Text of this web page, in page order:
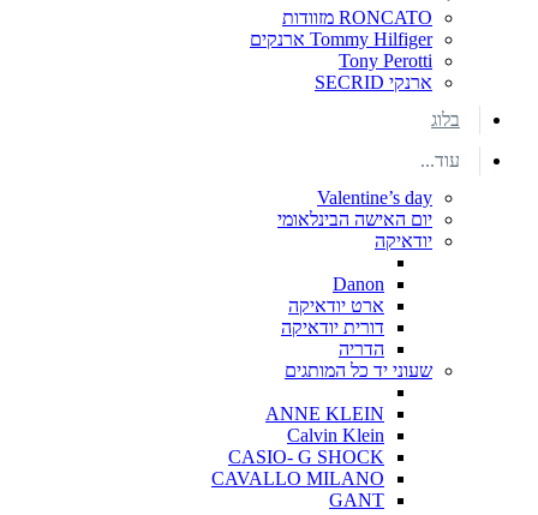
RONCATO מזוודות
Tommy Hilfiger ארנקים
Tony Perotti
ארנקי SECRID
בלוג
עוד...
Valentine’s day
יום האישה הבינלאומי
יודאיקה
Danon
ארט יודאיקה
דורית יודאיקה
הדריה
שעוני יד כל המותגים
ANNE KLEIN
Calvin Klein
CASIO- G SHOCK
CAVALLO MILANO
GANT